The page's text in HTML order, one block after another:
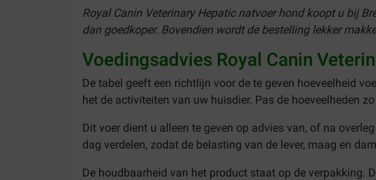
Royal Canin Veterinary Hepatic natvoer hond koopt u bij
dan goedkoper. Bovendien wordt de bestelling lekker
Voedingsadvies Royal Canin
De tabel geeft een richtlijn voor de te geven hoeveelheid
het de activiteiten van uw huisdier. Pas de hoeveelheden
Dit voer dient u alleen te geven op advies van, of na
dag verdelen, zodat de belasting van de lever, maag en
De houdbaarheid van het product staat op de verpakking.